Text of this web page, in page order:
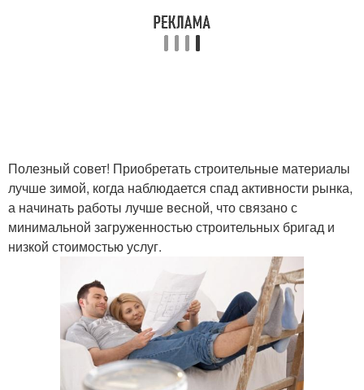
Полезный совет! Приобретать строительные материалы
лучше зимой, когда наблюдается спад активности рынка,
а начинать работы лучше весной, что связано с
минимальной загруженностью строительных бригад и
низкой стоимостью услуг.